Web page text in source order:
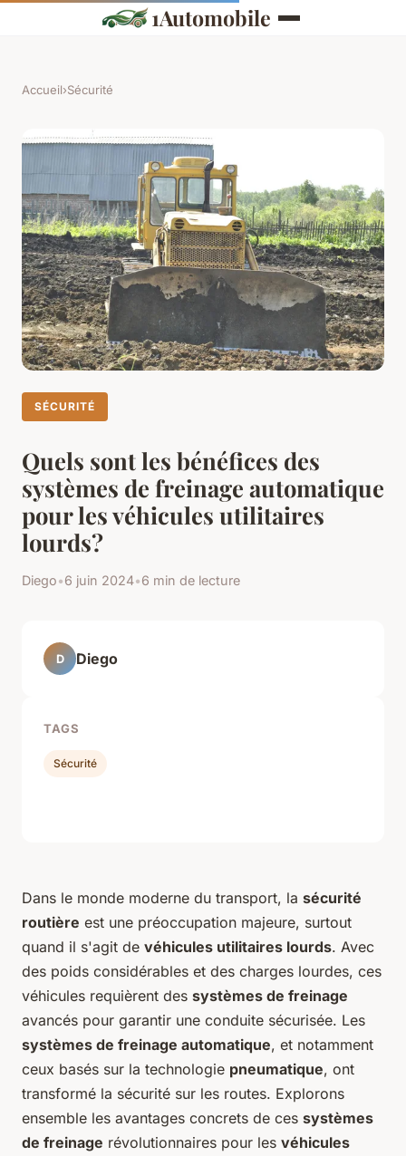
1Automobile
Accueil›Sécurité
SÉCURITÉ
Quels sont les bénéfices des
systèmes de freinage automatique
pour les véhicules utilitaires
lourds?
Diego•6 juin 2024•6 min de lecture
Dans le monde moderne du transport, la sécurité
routière est une préoccupation majeure, surtout
quand il s'agit de véhicules utilitaires lourds. Avec
des poids considérables et des charges lourdes, ces
véhicules requièrent des systèmes de freinage
avancés pour garantir une conduite sécurisée. Les
systèmes de freinage automatique, et notamment
ceux basés sur la technologie pneumatique, ont
transformé la sécurité sur les routes. Explorons
ensemble les avantages concrets de ces systèmes
de freinage révolutionnaires pour les véhicules
D Diego
TAGS
Sécurité